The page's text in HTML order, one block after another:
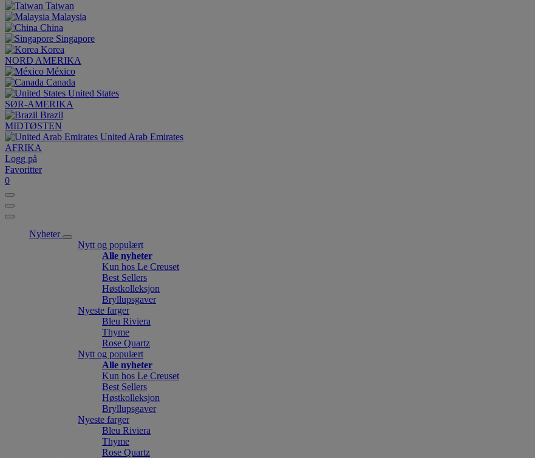
Taiwan
Malaysia
China
Singapore
Korea
NORD AMERIKA
México
Canada
United States
SØR-AMERIKA
Brazil
MIDTØSTEN
United Arab Emirates
AFRIKA
Logg på
Favoritter
0
Nyheter
Nytt og populært
Alle nyheter
Kun hos Le Creuset
Best Sellers
Høstkolleksjon
Bryllupsgaver
Nyeste farger
Bleu Riviera
Thyme
Rose Quartz
Nytt og populært
Alle nyheter
Kun hos Le Creuset
Best Sellers
Høstkolleksjon
Bryllupsgaver
Nyeste farger
Bleu Riviera
Thyme
Rose Quartz